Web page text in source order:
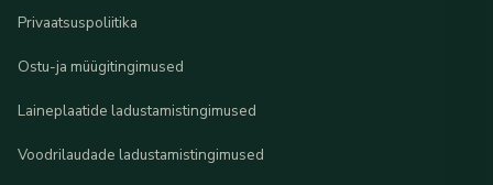
Privaatsuspoliitika
Ostu-ja müügitingimused
Laineplaatide ladustamistingimused
Voodrilaudade ladustamistingimused